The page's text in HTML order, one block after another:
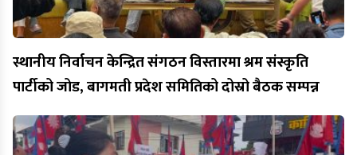
स्थानीय निर्वाचन केन्द्रित संगठन विस्तारमा श्रम संस्कृति
पार्टीको जोड, बागमती प्रदेश समितिको दोस्रो बैठक सम्पन्न